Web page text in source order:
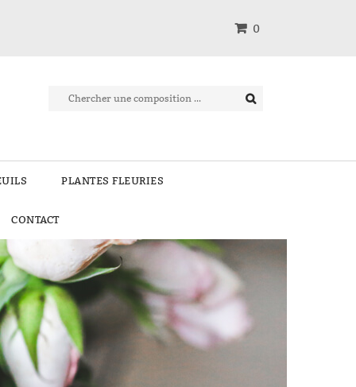
0
PLANTES FLEURIES
CONTACT